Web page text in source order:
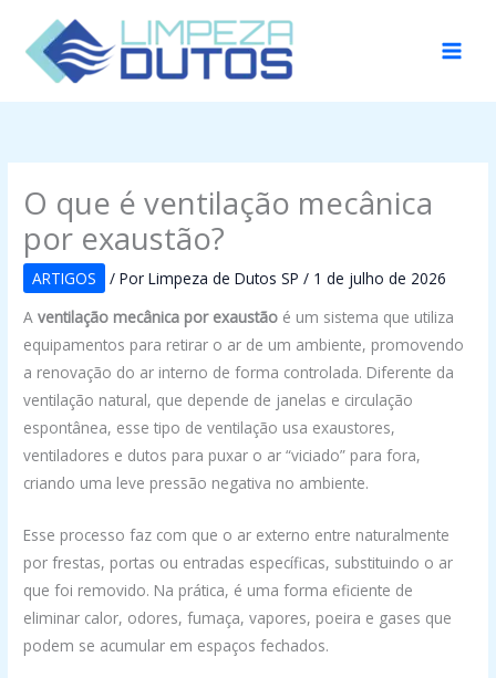
para
O que é ventilação mecânica
por exaustão?
ARTIGOS / PorLimpeza de Dutos SP/ 1 de julho de 2026
Aventilação mecânica por exaustão é um sistema que utiliza
equipamentos para retirar o ar de um ambiente, promovendo
a renovação do ar interno de forma controlada. Diferente da
ventilação natural, que depende de janelas e circulação
espontânea, esse tipo de ventilação usa exaustores,
ventiladores e dutos para puxar o ar “viciado” para fora,
criando uma leve pressão negativa no ambiente.
Esse processo faz com que o ar externo entre naturalmente
por frestas, portas ou entradas específicas, substituindo o ar
que foi removido. Na prática, é uma forma eficiente de
eliminar calor, odores, fumaça, vapores, poeira e gases que
podem se acumular em espaços fechados.